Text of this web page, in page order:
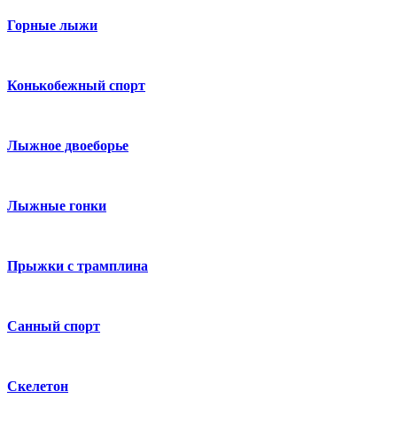
Горные лыжи
Конькобежный спорт
Лыжное двоеборье
Лыжные гонки
Прыжки с трамплина
Санный спорт
Скелетон